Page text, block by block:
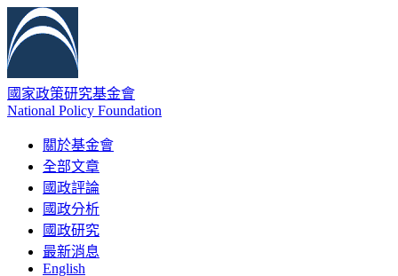
國家政策研究基金會
National Policy Foundation
關於基金會
全部文章
國政評論
國政分析
國政研究
最新消息
English